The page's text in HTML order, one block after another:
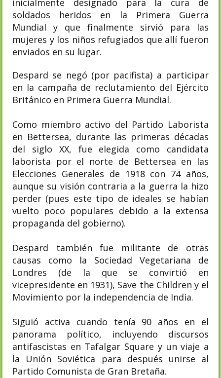
inicialmente designado para la cura de
soldados heridos en la Primera Guerra
Mundial y que finalmente sirvió para las
mujeres y los niños refugiados que allí fueron
enviados en su lugar.
Despard se negó (por pacifista) a participar
en la campaña de reclutamiento del Ejército
Británico en Primera Guerra Mundial.
Como miembro activo del Partido Laborista
en Bettersea, durante las primeras décadas
del siglo XX, fue elegida como candidata
laborista por el norte de Bettersea en las
Elecciones Generales de 1918 con 74 años,
aunque su visión contraria a la guerra la hizo
perder (pues este tipo de ideales se habían
vuelto poco populares debido a la extensa
propaganda del gobierno).
Despard también fue militante de otras
causas como la Sociedad Vegetariana de
Londres (de la que se convirtió en
vicepresidente en 1931), Save the Children y el
Movimiento por la independencia de India.
Siguió activa cuando tenía 90 años en el
panorama político, incluyendo discursos
antifascistas en Tafalgar Square​ y un viaje a
la Unión Soviética para después unirse al
Partido Comunista de Gran Bretaña.